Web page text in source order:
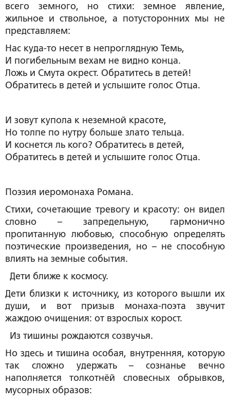
всего земного, но стихи: земное явление,
жильное и ствольное, а потусторонних мы не
представляем:
Нас куда-то несет в непроглядную Темь,
И погибельным вехам не видно конца.
Ложь и Смута окрест. Обратитесь в детей!
Обратитесь в детей и услышите голос Отца.
И зовут купола к неземной красоте,
Но толпе по нутру больше злато тельца.
И коснется ль кого? Обратитесь в детей,
Обратитесь в детей и услышите голос Отца.
Поэзия иеромонаха Романа.
Стихи, сочетающие тревогу и красоту: он видел
словно – запредельную, гармонично
пропитанную любовью, способную определять
поэтические произведения, но – не способную
влиять на земные события.
Дети ближе к космосу.
Дети близки к источнику, из которого вышли их
души, и вот призыв монаха-поэта звучит
жаждою очищения: от взрослых корост.
Из тишины рождаются созвучья.
Но здесь и тишина особая, внутренняя, которую
так сложно удержать – сознанье вечно
наполняется толкотнёй словесных обрывков,
мусорных образов: